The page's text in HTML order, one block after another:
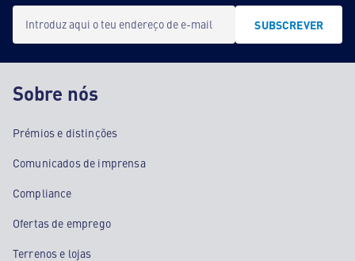
Introduz aqui o teu endereço de e-mail SUBSCREVER
Sobre nós
Prémios e distinções
Comunicados de imprensa
Compliance
Ofertas de emprego
Terrenos e lojas